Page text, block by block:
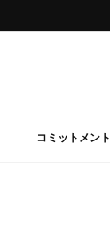
コミットメント